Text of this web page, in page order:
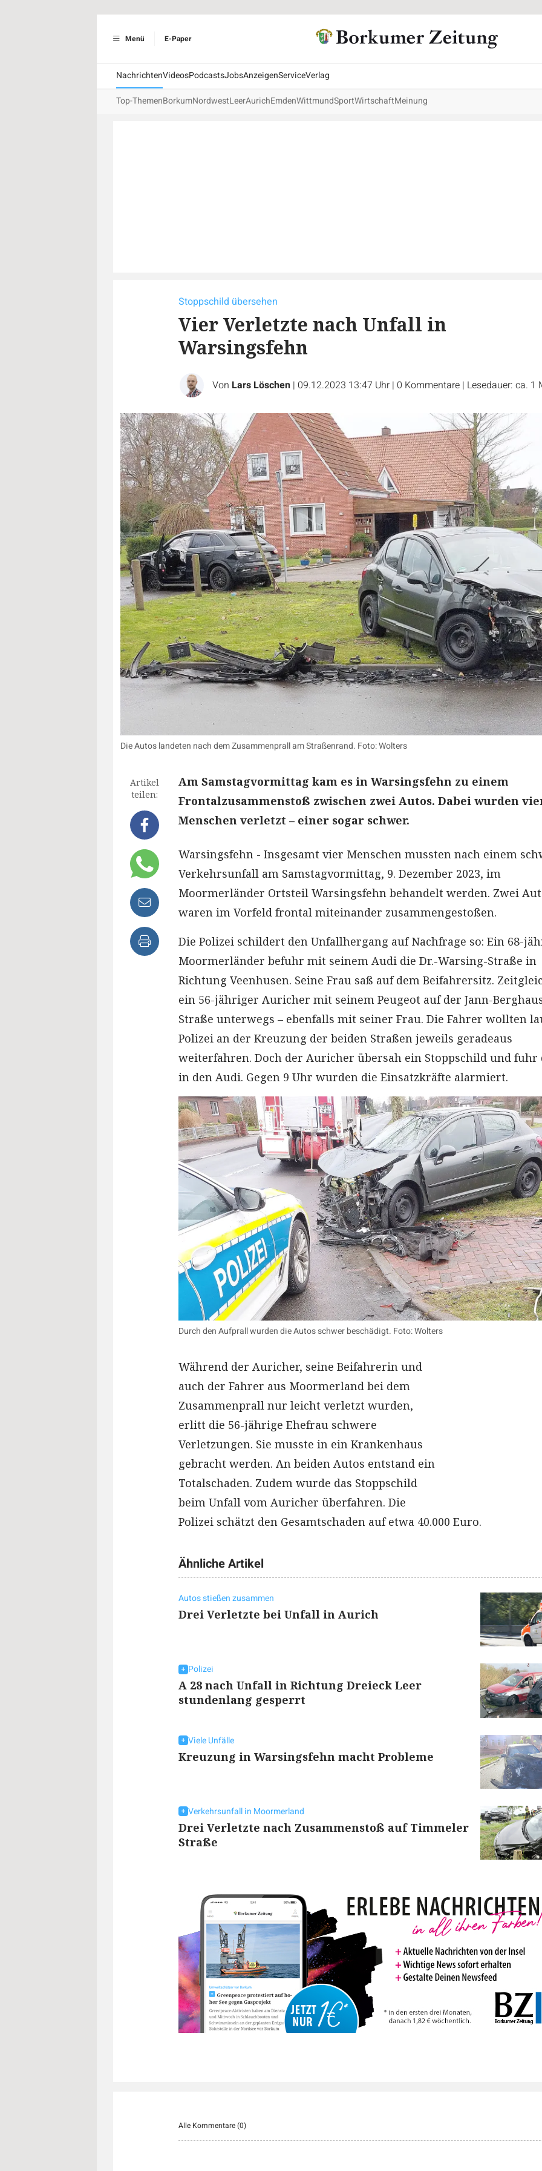
Menü E-Paper
NachrichtenVideosPodcastsJobsAnzeigenServiceVerlag
Top-ThemenBorkumNordwestLeerAurichEmdenWittmundSportWirtschaftMeinung
Stoppschild übersehen
Vier Verletzte nach Unfall in
Warsingsfehn
Von Lars Löschen | 09.12.2023 13:47 Uhr | 0 Kommentare | Lesedauer: ca. 1
Die Autos landeten nach dem Zusammenprall am Straßenrand. Foto: Wolters
Artikel
teilen:
Am Samstagvormittag kam es in Warsingsfehn zu einem
Frontalzusammenstoß zwischen zwei Autos. Dabei wurden
Menschen verletzt – einer sogar schwer.
Warsingsfehn - Insgesamt vier Menschen mussten nach einem
Verkehrsunfall am Samstagvormittag, 9. Dezember 2023, im
Moormerländer Ortsteil Warsingsfehn behandelt werden. Zwei
waren im Vorfeld frontal miteinander zusammengestoßen.
Die Polizei schildert den Unfallhergang auf Nachfrage so: Ein 68-
Moormerländer befuhr mit seinem Audi die Dr.-Warsing-Straße in
Richtung Veenhusen. Seine Frau saß auf dem Beifahrersitz.
ein 56-jähriger Auricher mit seinem Peugeot auf der Jann-
Straße unterwegs – ebenfalls mit seiner Frau. Die Fahrer wollten
Polizei an der Kreuzung der beiden Straßen jeweils geradeaus
weiterfahren. Doch der Auricher übersah ein Stoppschild und
in den Audi. Gegen 9 Uhr wurden die Einsatzkräfte alarmiert.
Durch den Aufprall wurden die Autos schwer beschädigt. Foto: Wolters
Während der Auricher, seine Beifahrerin und
auch der Fahrer aus Moormerland bei dem
Zusammenprall nur leicht verletzt wurden,
erlitt die 56-jährige Ehefrau schwere
Verletzungen. Sie musste in ein Krankenhaus
gebracht werden. An beiden Autos entstand ein
Totalschaden. Zudem wurde das Stoppschild
beim Unfall vom Auricher überfahren. Die
Polizei schätzt den Gesamtschaden auf etwa 40.000 Euro.
Ähnliche Artikel
Autos stießen zusammen
Drei Verletzte bei Unfall in Aurich
Polizei
A 28 nach Unfall in Richtung Dreieck Leer
stundenlang gesperrt
Viele Unfälle
Kreuzung in Warsingsfehn macht Probleme
Verkehrsunfall in Moormerland
Drei Verletzte nach Zusammenstoß auf Timmeler
Straße
Alle Kommentare (0)